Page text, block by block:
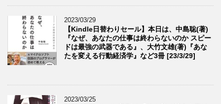
2023/03/29
【Kindle日替わりセール】本日は、中島聡(著)
『なぜ、あなたの仕事は終わらないのか スピー
ドは最強の武器である』、大竹文雄(著)『あな
たを変える行動経済学』など3冊 [23/3/29]
2023/03/25